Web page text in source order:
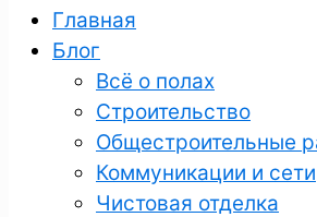
Главная
Блог
Всё о полах
Строительство
Общестроительные
Коммуникации и сети
Чистовая отделка